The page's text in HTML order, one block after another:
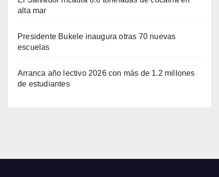
alta mar
Presidente Bukele inaugura otras 70 nuevas
escuelas
Arranca año lectivo 2026 con más de 1.2 millones
de estudiantes